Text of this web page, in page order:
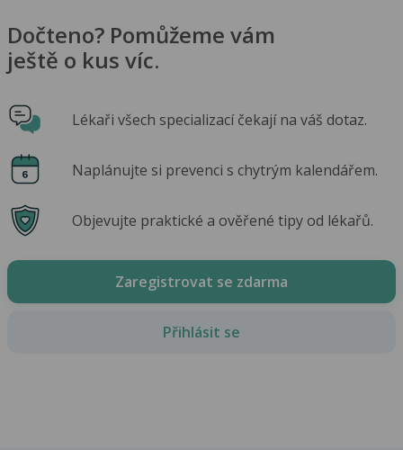
Dočteno? Pomůžeme vám
ještě o kus víc.
Lékaři všech specializací čekají na váš dotaz.
Naplánujte si prevenci s chytrým kalendářem.
Objevujte praktické a ověřené tipy od lékařů.
Zaregistrovat se zdarma
Přihlásit se